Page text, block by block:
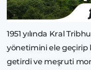
1951 yılında Kral
yönetimini ele
getirdi ve meşruti